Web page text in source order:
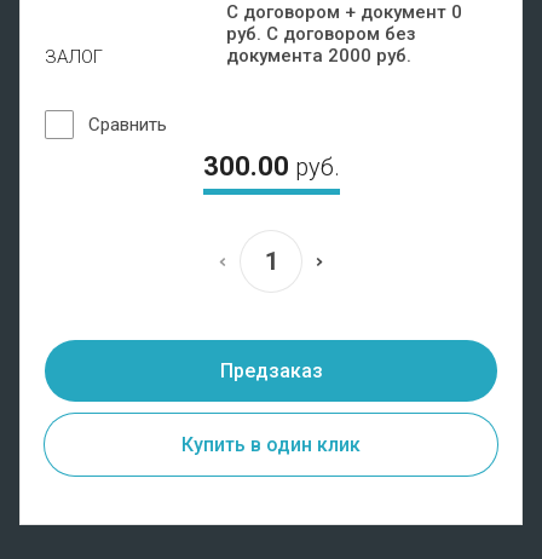
300.00 руб.
Предзаказ
Купить в один клик
ЗАЛОГ
С договором + документ 0
руб. С договором без
документа 2000 руб.
Сравнить